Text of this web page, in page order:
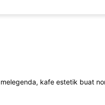
kafe estetik buat